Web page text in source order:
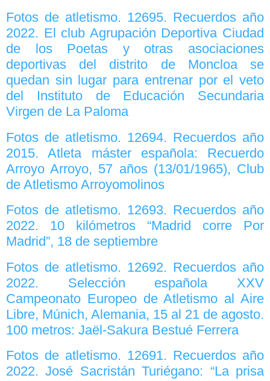
Fotos de atletismo. 12695. Recuerdos año
2022. El club Agrupación Deportiva Ciudad
de los Poetas y otras asociaciones
deportivas del distrito de Moncloa se
quedan sin lugar para entrenar por el veto
del Instituto de Educación Secundaria
Virgen de La Paloma
Fotos de atletismo. 12694. Recuerdos año
2015. Atleta máster española: Recuerdo
Arroyo Arroyo, 57 años (13/01/1965), Club
de Atletismo Arroyomolinos
Fotos de atletismo. 12693. Recuerdos año
2022. 10 kilómetros “Madrid corre Por
Madrid”, 18 de septiembre
Fotos de atletismo. 12692. Recuerdos año
2022. Selección española XXV
Campeonato Europeo de Atletismo al Aire
Libre, Múnich, Alemania, 15 al 21 de agosto.
100 metros: Jaël-Sakura Bestué Ferrera
Fotos de atletismo. 12691. Recuerdos año
2022. José Sacristán Turiégano: “La prisa